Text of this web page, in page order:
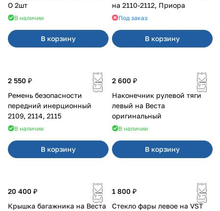
О 2шт
В наличии
В корзину
на 2110-2112, Приора
Под заказ
В корзину
2 550 ₽
Ремень безопасности
передний инерционный
2109, 2114, 2115
В наличии
В корзину
2 600 ₽
Наконечник рулевой тяги
левый на Веста
оригинальный
В наличии
В корзину
20 400 ₽
Крышка багажника на Веста
1 800 ₽
Стекло фары левое на VST